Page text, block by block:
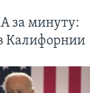
за минуту:
Калифорнии